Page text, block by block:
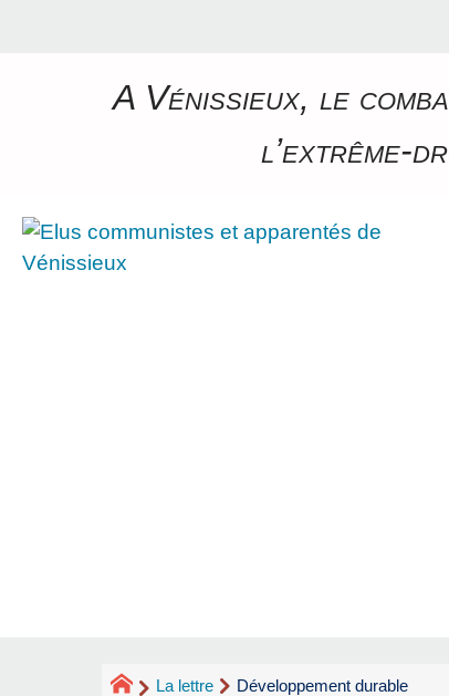
A Vénissieux, le
l’extrême-
La lettre Développement durable